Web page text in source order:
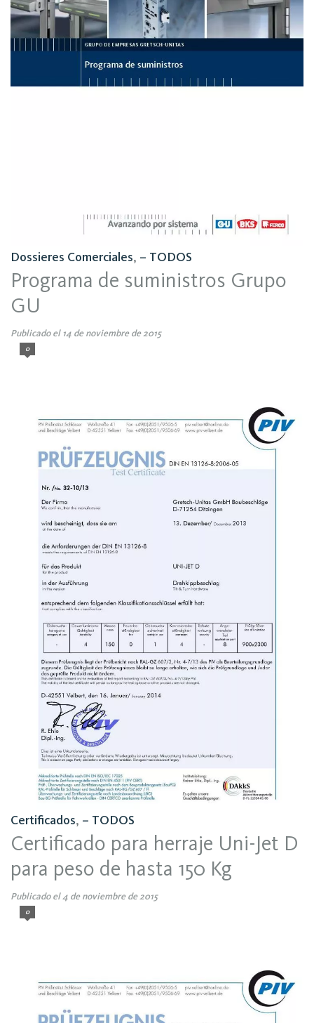
Dossieres Comerciales, – TODOS
Programa de suministros Grupo
GU
Publicado el 14 de noviembre de 2015
0
Certificados, – TODOS
Certificado para herraje Uni-Jet D
para peso de hasta 150 Kg
Publicado el 4 de noviembre de 2015
0